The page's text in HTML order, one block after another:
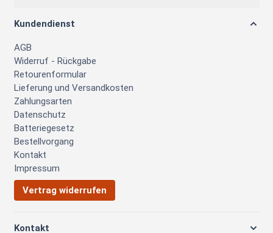
Kundendienst
AGB
Widerruf - Rückgabe
Retourenformular
Lieferung und Versandkosten
Zahlungsarten
Datenschutz
Batteriegesetz
Bestellvorgang
Kontakt
Impressum
Vertrag widerrufen
Kontakt